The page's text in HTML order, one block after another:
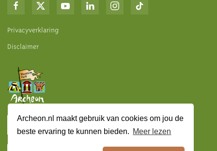
Archeon.nl maakt gebruik van cookies om jou de
beste ervaring te kunnen bieden. Meer lezen
Privacyverklaring
Disclaimer
Algemene informatie